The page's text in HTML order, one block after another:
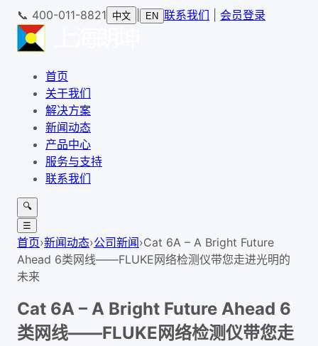
📞 400-011-8821 中文 EN 联系我们 会员登录
首页
关于我们
解决方案
新闻动态
产品中心
服务与支持
联系我们
🔍
☰
首页›新闻动态›公司新闻›Cat 6A – A Bright Future
Ahead 6类网线——FLUKE网络检测仪带您走进光明的
未来
Cat 6A – A Bright Future Ahead 6
类网线——FLUKE网络检测仪带您走